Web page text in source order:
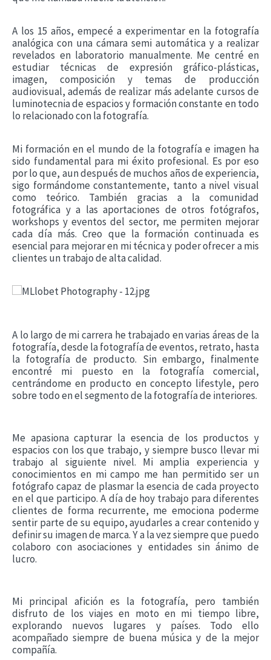
A los 15 años, empecé a experimentar en la fotografía
analógica con una cámara semi automática y a realizar
revelados en laboratorio manualmente. Me centré en
estudiar técnicas de expresión gráfico-plásticas,
imagen, composición y temas de producción
audiovisual, además de realizar más adelante cursos de
luminotecnia de espacios y formación constante en todo
lo relacionado con la fotografía.
Mi formación en el mundo de la fotografía e imagen ha
sido fundamental para mi éxito profesional. Es por eso
por lo que, aun después de muchos años de experiencia,
sigo formándome constantemente, tanto a nivel visual
como teórico. También gracias a la comunidad
fotográfica y a las aportaciones de otros fotógrafos,
workshops y eventos del sector, me permiten mejorar
cada día más. Creo que la formación continuada es
esencial para mejorar en mi técnica y poder ofrecer a mis
clientes un trabajo de alta calidad.
A lo largo de mi carrera he trabajado en varias áreas de la
fotografía, desde la fotografía de eventos, retrato, hasta
la fotografía de producto. Sin embargo, finalmente
encontré mi puesto en la fotografía comercial,
centrándome en producto en concepto lifestyle, pero
sobre todo en el segmento de la fotografía de interiores.
Me apasiona capturar la esencia de los productos y
espacios con los que trabajo, y siempre busco llevar mi
trabajo al siguiente nivel. Mi amplia experiencia y
conocimientos en mi campo me han permitido ser un
fotógrafo capaz de plasmar la esencia de cada proyecto
en el que participo. A día de hoy trabajo para diferentes
clientes de forma recurrente, me emociona poderme
sentir parte de su equipo, ayudarles a crear contenido y
definir su imagen de marca. Y a la vez siempre que puedo
colaboro con asociaciones y entidades sin ánimo de
lucro.
Mi principal afición es la fotografía, pero también
disfruto de los viajes en moto en mi tiempo libre,
explorando nuevos lugares y países. Todo ello
acompañado siempre de buena música y de la mejor
compañía.